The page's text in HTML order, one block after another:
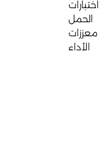
اختبارات
الحمل
معززات
الأداء